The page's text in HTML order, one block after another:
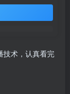
技术，认真看完